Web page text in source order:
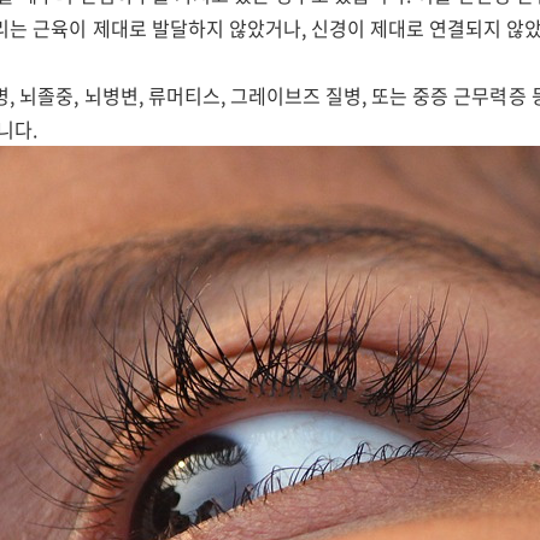
는 근육이 제대로 발달하지 않았거나, 신경이 제대로 연결되지 않
, 뇌졸중, 뇌병변, 류머티스, 그레이브즈 질병, 또는 중증 근무력증
다.